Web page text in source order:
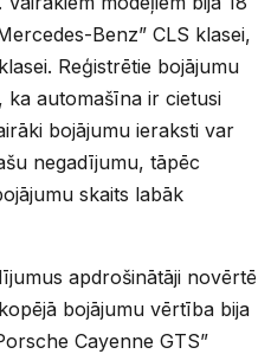
Benz” CLS klasei,
Reģistrētie bojājumu
automašīna ir cietusi
bojājumu ieraksti var
negadījumu, tāpēc
skaits labāk
apdrošinātāji novērtē
bojājumu vērtība bija
Cayenne GTS”